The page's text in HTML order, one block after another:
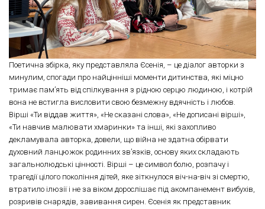
Поетична збірка, яку представляла Єсенія, – це діалог авторки з
минулим, спогади про найцінніші моменти дитинства, які міцно
тримає пам’ять від спілкування з рідною серцю людиною, і котрій
вона не встигла висловити свою безмежну вдячність і любов.
Вірші «Ти віддав життя», «Не сказані слова», «Не дописані вірші»,
«Ти навчив малювати хмаринки» та інші, які захопливо
декламувала авторка, довели, що війна не здатна обірвати
духовний ланцюжок родинних зв’язків, основу яких складають
загальнолюдські цінності. Вірші – це символ болю, розпачу і
трагедії цілого покоління дітей, яке зіткнулося віч-на-віч зі смертю,
втратило ілюзії і не за віком дорослішає під акомпанемент вибухів,
розривів снарядів, завивання сирен. Єсенія як представник